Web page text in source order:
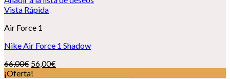
Vista Rápida
Air Force 1
Nike Air Force 1 Shadow
66,00€ El
precio
56,00€
¡Oferta!